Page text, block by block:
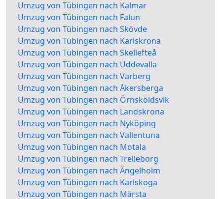
Umzug von Tübingen nach Kalmar
Umzug von Tübingen nach Falun
Umzug von Tübingen nach Skövde
Umzug von Tübingen nach Karlskrona
Umzug von Tübingen nach Skellefteå
Umzug von Tübingen nach Uddevalla
Umzug von Tübingen nach Varberg
Umzug von Tübingen nach Åkersberga
Umzug von Tübingen nach Örnsköldsvik
Umzug von Tübingen nach Landskrona
Umzug von Tübingen nach Nyköping
Umzug von Tübingen nach Vallentuna
Umzug von Tübingen nach Motala
Umzug von Tübingen nach Trelleborg
Umzug von Tübingen nach Ängelholm
Umzug von Tübingen nach Karlskoga
Umzug von Tübingen nach Märsta